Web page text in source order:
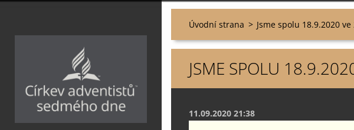
Úvodní strana > Jsme spolu 18.9.2020
JSME SPOLU
11.09.2020 21:38